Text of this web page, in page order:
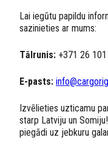
Lai iegūtu papildu
sazinieties ar mums:
Tālrunis: +371 26
E-pasts:
Izvēlieties uzticamu
starp Latviju un
piegādi uz jebkuru